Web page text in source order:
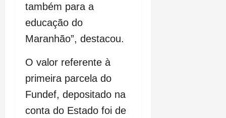
também para a
educação do
Maranhão”, destacou.
O valor referente à
primeira parcela do
Fundef, depositado na
conta do Estado foi de